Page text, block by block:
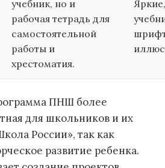
учебник, но и
рабочая тетрадь для
самостоятельной
работы и
хрестоматия.
ПНШ более
для школьников и их
России», так как
развитие ребенка.